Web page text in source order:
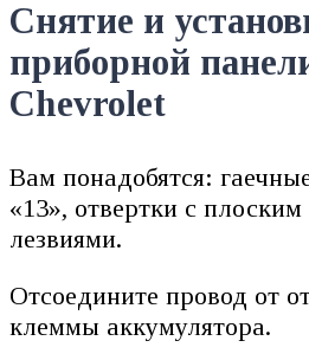
Снятие и
приборной
Chevrolet
Вам понадобятся:
«13», отвертки с
лезвиями.
Отсоедините провод от
клеммы аккумулятора.